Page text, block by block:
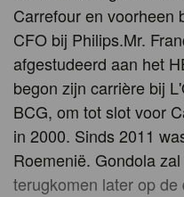
Carrefour en voorheen
CFO bij Philips.Mr.
afgestudeerd aan het
begon zijn carrière bij
BCG, om tot slot voor
in 2000. Sinds 2011
Roemenië. Gondola
terugkomen later op de